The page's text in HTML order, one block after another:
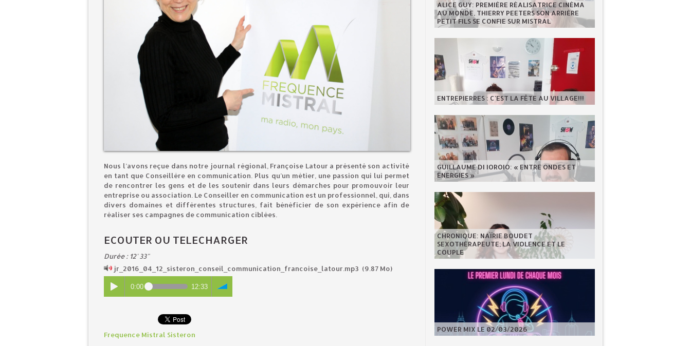
Nous l’avons reçue dans notre journal régional, Françoise Latour a présenté son activité
en tant que Conseillère en communication. Plus qu’un métier, une passion qui lui permet
de rencontrer les gens et de les soutenir dans leurs démarches pour promouvoir leur
entreprise ou association. Le Conseiller en communication est un professionnel, qui, dans
divers domaines et différentes structures, fait bénéficier de son expérience afin de
réaliser ses campagnes de communication ciblées.
ECOUTER OU TELECHARGER
Durée : 12' 33"
jr_2016_04_12_sisteron_conseil_communication_francoise_latour.mp3 (9.87 Mo)
0:00 12:33
Frequence Mistral Sisteron
ALICE GUY: PREMIÈRE RÉALISATRICE CINÉMA
AU MONDE, THIERRY PEETERS SON ARRIÈRE
PETIT FILS SE CONFIE SUR MISTRAL
ENTREPIERRES : C'EST LA FÊTE AU VILLAGE!!!
GUILLAUME DI IOROIO: « ENTRE ONDES ET
ÉNERGIES »
CHRONIQUE: NAÏRIE BOUDET
SEXOTHÉRAPEUTE; LA VIOLENCE ET LE
COUPLE
POWER MIX LE 02/03/2026